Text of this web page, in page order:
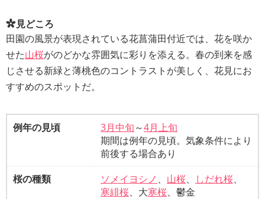
見どころ
田園の風景が表現されている花菖蒲田付近では、花を咲か
せた山桜がのどかな雰囲気に彩りを添える。春の到来を感
じさせる新緑と薄桃色のコントラストが美しく、花見にお
すすめのスポットだ。
例年の見頃 3月中旬～4月上旬
期間は例年の見頃。気象条件により
前後する場合あり
桜の種類
ソメイヨシノ 、 山桜、 しだれ桜、
寒緋桜、大寒桜、鬱金